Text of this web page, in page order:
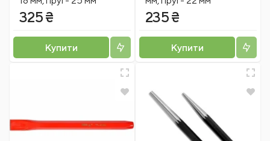
325 ₴
Купити
235 ₴
Купити